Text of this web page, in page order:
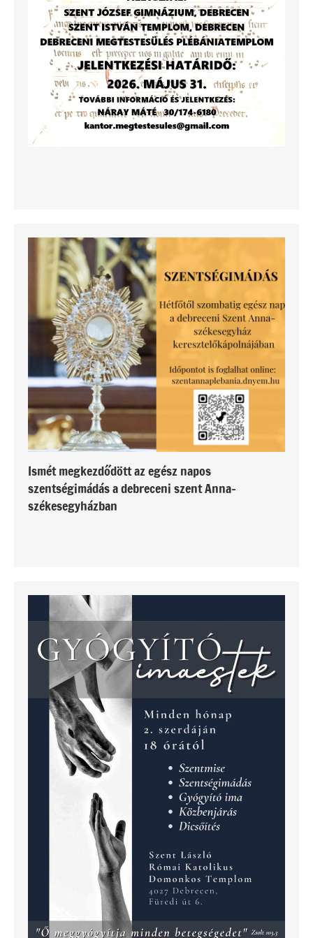
Ismét megkezdődött az egész napos
szentségimádás a debreceni szent Anna-
székesegyházban